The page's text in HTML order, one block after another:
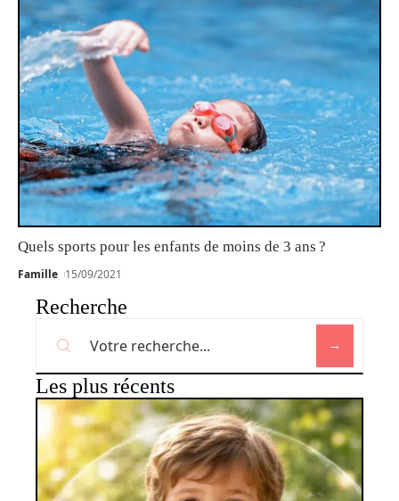
Quels sports pour les enfants de moins de 3 ans ?
Famille 15/09/2021
Recherche
Les plus récents